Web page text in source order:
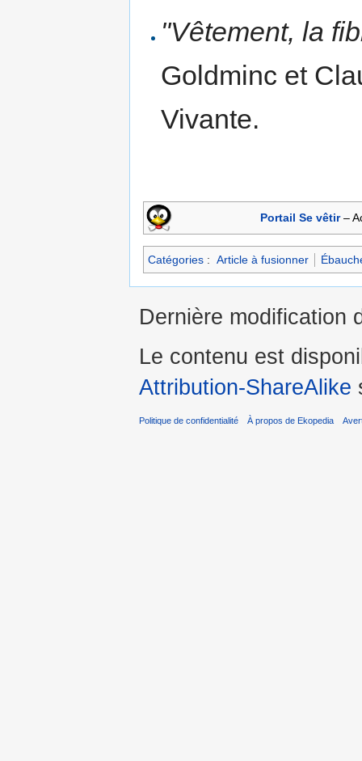
"Vêtement, la
Goldminc et
Vivante.
Portail Se vêtir–
Catégories : Article à fusionner
Dernière modification
Le contenu est
Attribution-ShareAlike
Politique de confidentialité À propos de Ekopedia